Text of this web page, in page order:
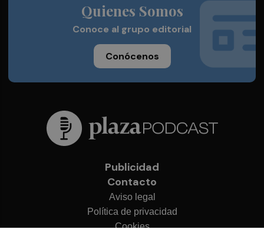
Quienes Somos
Conoce al grupo editorial
Conócenos
Publicidad
Contacto
Aviso legal
Política de privacidad
Cookies